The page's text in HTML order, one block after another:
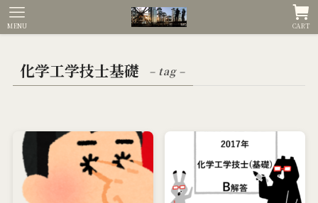
CART
MENU
化学工学技士基礎 – tag –